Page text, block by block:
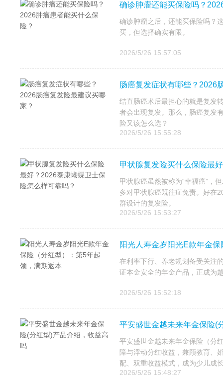
确诊肿瘤还能买保险吗？
确诊肿瘤之后，还能买保险吗？
买，但选择确实有限。
2026/5/26 15:57:05
肠癌复发症状有哪些？2026
结直肠癌术后最担心的就是复发
者会出现复发。那么，肠癌复发
险又该怎么选？
2026/5/26 15:55:28
甲状腺复发险买什么保险最
甲状腺癌虽然被称为“幸福癌”，
多对甲状腺癌既往症免责。好在
群设计的复发险。
2026/5/26 15:53:27
阳光人寿金岁阳光E款年金
在利率下行、养老规划备受关注
证本金安全的年金产品，正成为
2026/5/26 15:52:18
平安盛世金越未来年金保险(
平安盛世金越未来年金保险（分
障与浮动分红收益，兼顾教育、
配、双重收益模式，成为少儿成
2026/5/26 15:48:27